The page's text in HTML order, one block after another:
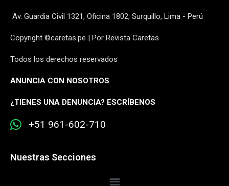
Av. Guardia Civil 1321, Oficina 1802, Surquillo, Lima - Perú
Copyright ©caretas.pe | Por Revista Caretas
Todos los derechos reservados
ANUNCIA CON NOSOTROS
¿TIENES UNA DENUNCIA? ESCRÍBENOS
+51 961-602-710
Nuestras Secciones